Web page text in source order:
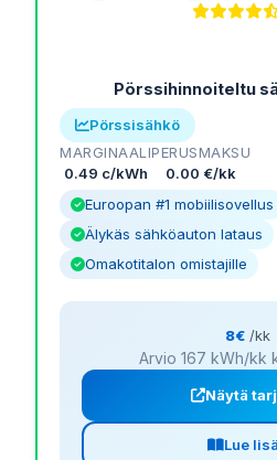
Pörssihinnoiteltu
Pörssisähkö
MARGINAALI
0.49 c/kWh
PERUSMAKSU
0.00 €/kk
Euroopan #1 mobiilisovellus
Älykäs sähköauton lataus
Omakotitalon omistajille
8€ /kk
Arvio 167 kWh/kk
Näytä
Lue